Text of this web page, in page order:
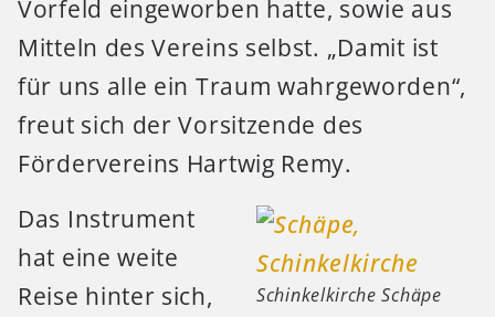
Vorfeld eingeworben hatte, sowie aus
Mitteln des Vereins selbst. „Damit ist
für uns alle ein Traum wahrgeworden“,
freut sich der Vorsitzende des
Fördervereins Hartwig Remy.
Schinkelkirche Schäpe
Das Instrument
hat eine weite
Reise hinter sich,